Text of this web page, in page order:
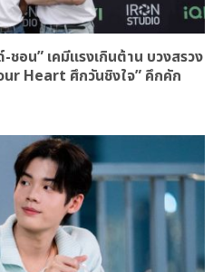
อน” เคมีแรงเกินต้าน บวงสรวง
Heart ศึกวันชิงใจ” คึกคัก